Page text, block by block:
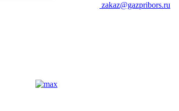
zakaz@gazpribors.ru